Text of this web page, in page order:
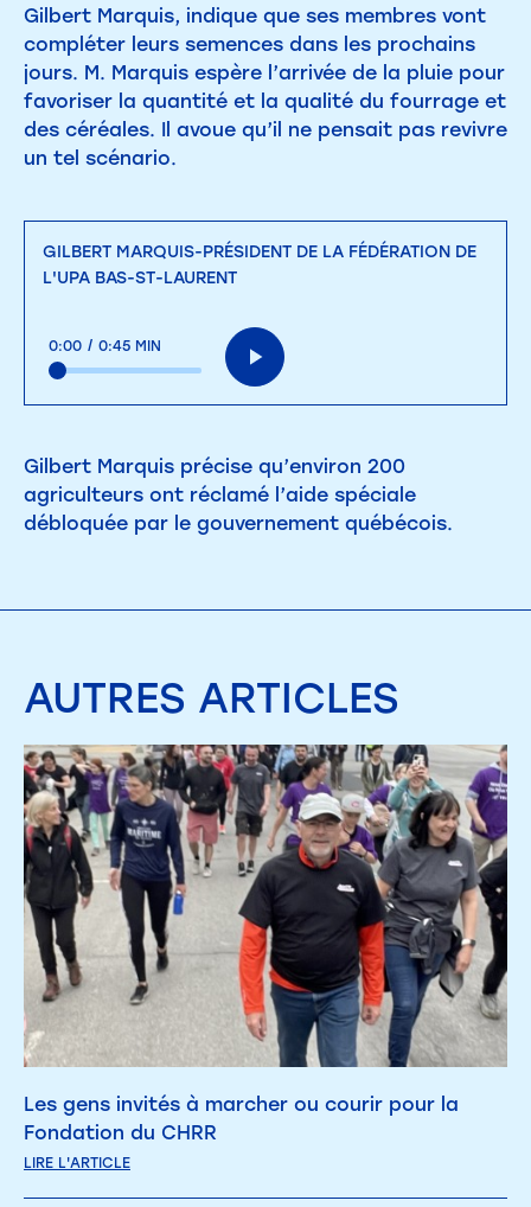
Gilbert Marquis, indique que ses membres vont
compléter leurs semences dans les prochains
jours. M. Marquis espère l’arrivée de la pluie pour
favoriser la quantité et la qualité du fourrage et
des céréales. Il avoue qu’il ne pensait pas revivre
un tel scénario.
GILBERT MARQUIS-PRÉSIDENT DE LA FÉDÉRATION DE
L'UPA BAS-ST-LAURENT
0:00 / 0:45 MIN
Gilbert Marquis précise qu’environ 200
agriculteurs ont réclamé l’aide spéciale
débloquée par le gouvernement québécois.
AUTRES ARTICLES
Les gens invités à marcher ou courir pour la
Fondation du CHRR
LIRE L'ARTICLE